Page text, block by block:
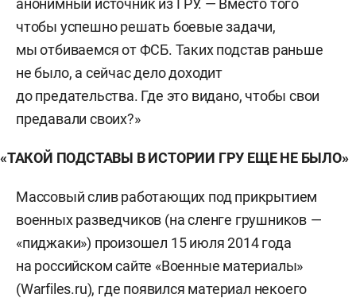
анонимный источник из ГРУ. — Вместо того
чтобы успешно решать боевые задачи,
мы отбиваемся от ФСБ. Таких подстав раньше
не было, а сейчас дело доходит
до предательства. Где это видано, чтобы свои
предавали своих?»
«ТАКОЙ ПОДСТАВЫ В ИСТОРИИ ГРУ ЕЩЕ НЕ БЫЛО»
Массовый слив работающих под прикрытием
военных разведчиков (на сленге грушников —
«пиджаки») произошел 15 июля 2014 года
на российском сайте «Военные материалы»
(Warfiles.ru), где появился материал некоего